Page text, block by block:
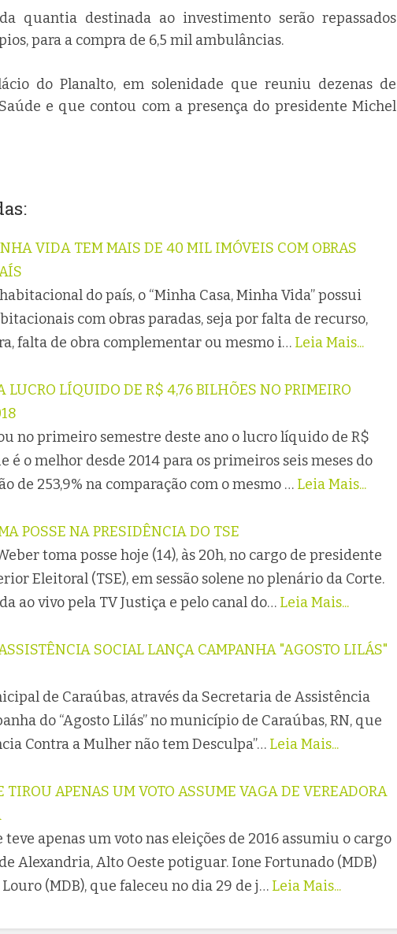
quantia destinada ao investimento serão repassados
para a compra de 6,5 mil ambulâncias.
do Planalto, em solenidade que reuniu dezenas de
e que contou com a presença do presidente Michel
VIDA TEM MAIS DE 40 MIL IMÓVEIS COM OBRAS
do país, o “Minha Casa, Minha Vida” possui
com obras paradas, seja por falta de recurso,
falta de obra complementar ou mesmo i… Leia Mais...
LUCRO LÍQUIDO DE R$ 4,76 BILHÕES NO PRIMEIRO
no primeiro semestre deste ano o lucro líquido de R$
é o melhor desde 2014 para os primeiros seis meses do
de 253,9% na comparação com o mesmo … Leia Mais...
POSSE NA PRESIDÊNCIA DO TSE
toma posse hoje (14), às 20h, no cargo de presidente
Eleitoral (TSE), em sessão solene no plenário da Corte.
ao vivo pela TV Justiça e pelo canal do… Leia Mais...
SOCIAL LANÇA CAMPANHA "AGOSTO LILÁS"
de Caraúbas, através da Secretaria de Assistência
do “Agosto Lilás” no município de Caraúbas, RN, que
Contra a Mulher não tem Desculpa”… Leia Mais...
APENAS UM VOTO ASSUME VAGA DE VEREADORA
apenas um voto nas eleições de 2016 assumiu o cargo
Alexandria, Alto Oeste potiguar. Ione Fortunado (MDB)
(MDB), que faleceu no dia 29 de j… Leia Mais...